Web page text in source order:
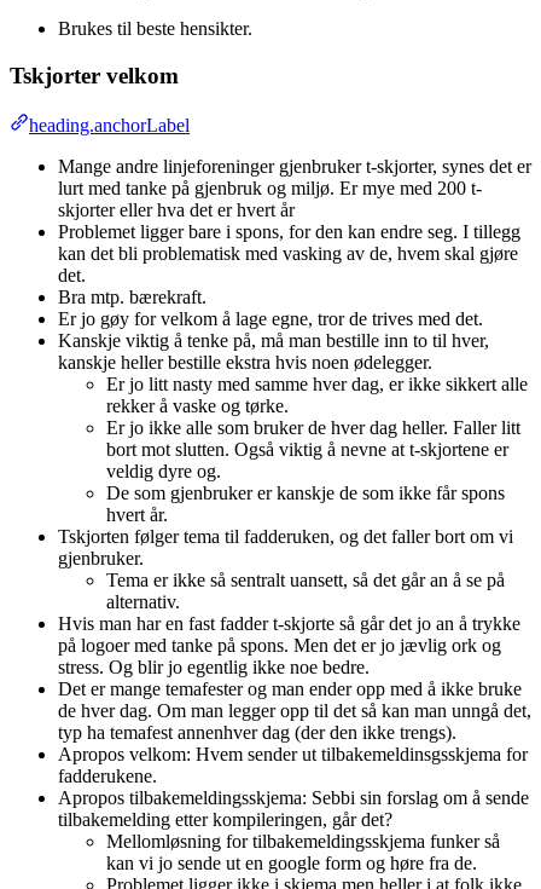
Brukes til beste hensikter.
Tskjorter velkom
heading.anchorLabel
Mange andre linjeforeninger gjenbruker t-skjorter, synes det er
lurt med tanke på gjenbruk og miljø. Er mye med 200 t-
skjorter eller hva det er hvert år
Problemet ligger bare i spons, for den kan endre seg. I tillegg
kan det bli problematisk med vasking av de, hvem skal gjøre
det.
Bra mtp. bærekraft.
Er jo gøy for velkom å lage egne, tror de trives med det.
Kanskje viktig å tenke på, må man bestille inn to til hver,
kanskje heller bestille ekstra hvis noen ødelegger.
Er jo litt nasty med samme hver dag, er ikke sikkert alle
rekker å vaske og tørke.
Er jo ikke alle som bruker de hver dag heller. Faller litt
bort mot slutten. Også viktig å nevne at t-skjortene er
veldig dyre og.
De som gjenbruker er kanskje de som ikke får spons
hvert år.
Tskjorten følger tema til fadderuken, og det faller bort om vi
gjenbruker.
Tema er ikke så sentralt uansett, så det går an å se på
alternativ.
Hvis man har en fast fadder t-skjorte så går det jo an å trykke
på logoer med tanke på spons. Men det er jo jævlig ork og
stress. Og blir jo egentlig ikke noe bedre.
Det er mange temafester og man ender opp med å ikke bruke
de hver dag. Om man legger opp til det så kan man unngå det,
typ ha temafest annenhver dag (der den ikke trengs).
Apropos velkom: Hvem sender ut tilbakemeldinsgsskjema for
fadderukene.
Apropos tilbakemeldingsskjema: Sebbi sin forslag om å sende
tilbakemelding etter kompileringen, går det?
Mellomløsning for tilbakemeldingsskjema funker så
kan vi jo sende ut en google form og høre fra de.
Problemet ligger ikke i skjema men heller i at folk ikke